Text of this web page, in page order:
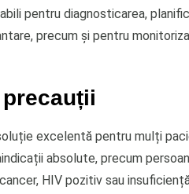
pentru diagnosticarea,
precum și pentru
excelentă pentru mulți
absolute, precum
HIV pozitiv sau